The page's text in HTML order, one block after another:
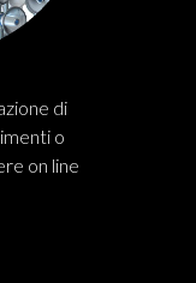
di
o
on line